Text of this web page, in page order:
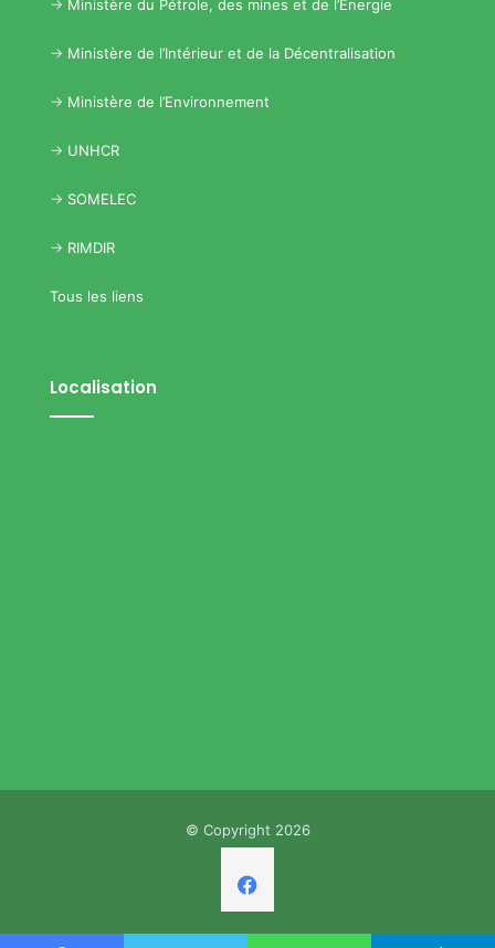
-> Ministère du Pétrole, des mines et de l’Energie
-> Ministère de l’Intérieur et de la Décentralisation
-> Ministère de l’Environnement
-> UNHCR
-> SOMELEC
-> RIMDIR
Tous les liens
Localisation
© Copyright 2026